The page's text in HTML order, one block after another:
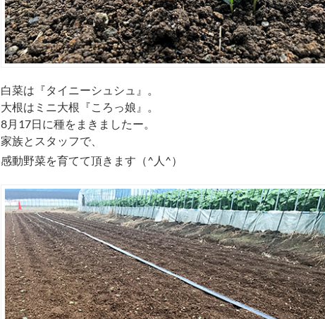
白菜は『タイニーシュシュ』。
大根はミニ大根『ころっ娘』。
8月17日に種をまきましたー。
家族とスタッフで、
感動野菜を育てて頂きます（^人^）